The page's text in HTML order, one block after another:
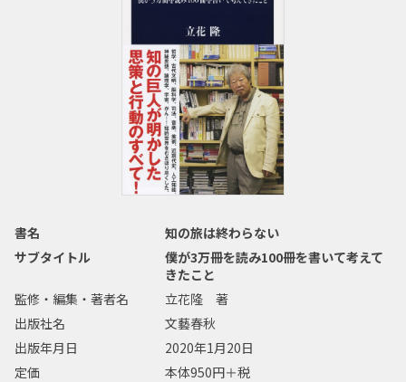
書名
知の旅は終わらない
サブタイトル
僕が3万冊を読み100冊を書いて考えて
きたこと
監修・編集・著者名
立花隆 著
出版社名
文藝春秋
出版年月日
2020年1月20日
定価
本体950円＋税